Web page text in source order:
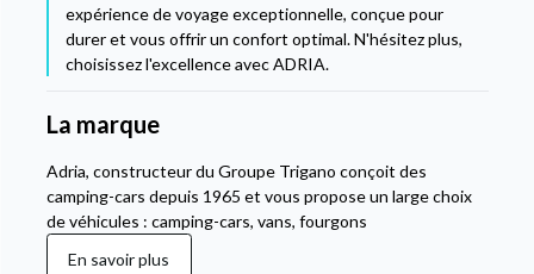
expérience de voyage exceptionnelle, conçue pour
durer et vous offrir un confort optimal. N'hésitez plus,
choisissez l'excellence avec ADRIA.
La marque
Adria, constructeur du Groupe Trigano conçoit des
camping-cars depuis 1965 et vous propose un large choix
de véhicules : camping-cars, vans, fourgons
En savoir plus